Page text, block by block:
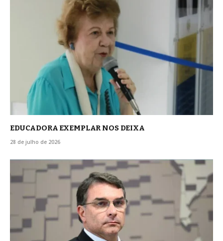
EDUCADORA EXEMPLAR NOS DEIXA
28 de julho de 2026